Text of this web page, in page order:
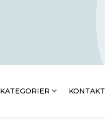
KATEGORIER KONTAKT